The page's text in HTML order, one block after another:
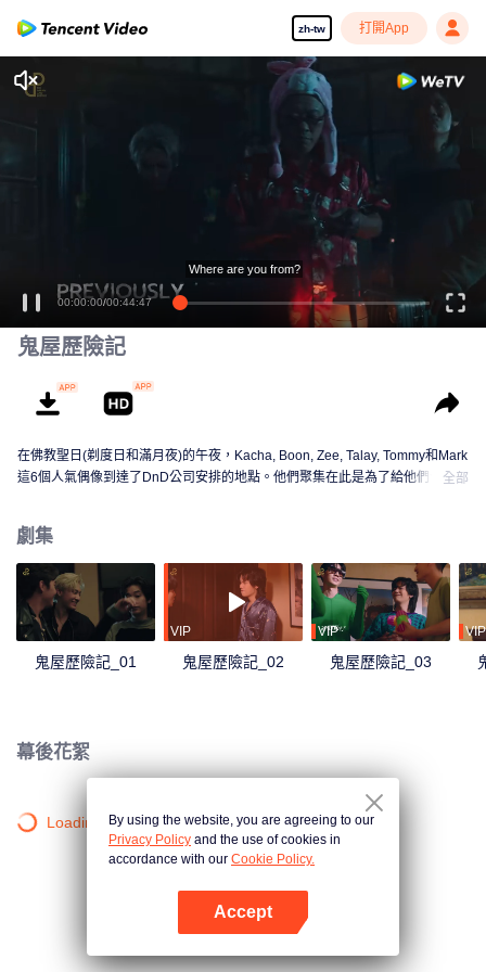
zh-tw 打開App
00:00:00/00:44:47
Where are you from?
鬼屋歷險記
在佛教聖日(剃度日和滿月夜)的午夜，Kacha, Boon, Zee, Talay, Tommy和Mark
這6個人氣偶像到達了DnD公司安排的地點。他們聚集在此是為了給他們今年第
並陷入了一系列混亂呢？超乎想象的意外情況詭異扭曲，令人捧腹，這個紅磚
房裡的神祕事件讓著6個青年不得不開始他們的冒險，只為弄清發生在他們身上
的事情到底是真的幽靈作祟，還是隻是他們的幻想……
全部
劇集
鬼屋歷險記_01
VIP
鬼屋歷險記_02
VIP
鬼屋歷險記_03
VIP
幕後花絮
Loading…By using the website, you are agreeing to our
Privacy Policy and the use of cookies in
accordance with our Cookie Policy.
Accept